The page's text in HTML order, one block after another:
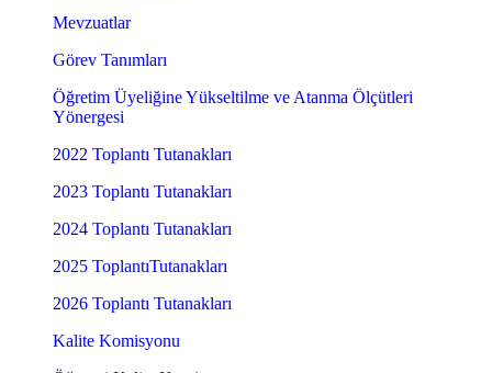
Mevzuatlar
Görev Tanımları
Öğretim Üyeliğine Yükseltilme ve Atanma Ölçütleri
Yönergesi
2022 Toplantı Tutanakları
2023 Toplantı Tutanakları
2024 Toplantı Tutanakları
2025 ToplantıTutanakları
2026 Toplantı Tutanakları
Kalite Komisyonu